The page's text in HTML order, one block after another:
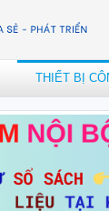
THIẾT BỊ